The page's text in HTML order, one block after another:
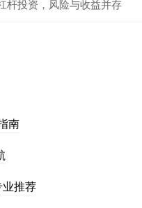
杆投资，风险与收益并存
南
推荐